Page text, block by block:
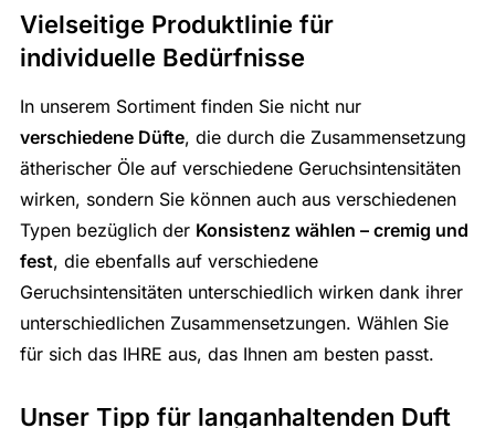
Vielseitige Produktlinie für
individuelle Bedürfnisse
In unserem Sortiment finden Sie nicht nur
verschiedene Düfte, die durch die Zusammensetzung
ätherischer Öle auf verschiedene Geruchsintensitäten
wirken, sondern Sie können auch aus verschiedenen
Typen bezüglich der Konsistenz wählen – cremig und
fest, die ebenfalls auf verschiedene
Geruchsintensitäten unterschiedlich wirken dank ihrer
unterschiedlichen Zusammensetzungen. Wählen Sie
für sich das IHRE aus, das Ihnen am besten passt.
Unser Tipp für langanhaltenden Duft